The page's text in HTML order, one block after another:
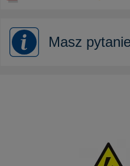
Masz